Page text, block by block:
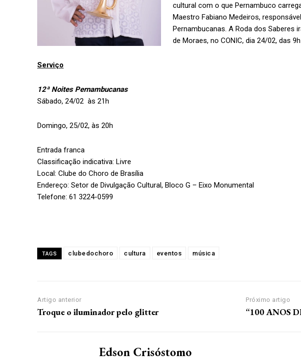
cultural com o que Pernambuco
Maestro Fabiano Medeiros,
Pernambucanas. A Roda dos Saberes
de Moraes, no CONIC, dia 24/02, das
Serviço
12ª Noites Pernambucanas
Sábado, 24/02 às 21h
Domingo, 25/02, às 20h
Entrada franca
Classificação indicativa: Livre
Local: Clube do Choro de Brasília
Endereço: Setor de Divulgação Cultural, Bloco G – Eixo Monumental
Telefone: 61 3224-0599
TAGS clubedochoro cultura eventos música
Artigo anterior
Troque o iluminador pelo glitter
Próximo artigo
“100 ANOS
Edson Crisóstomo